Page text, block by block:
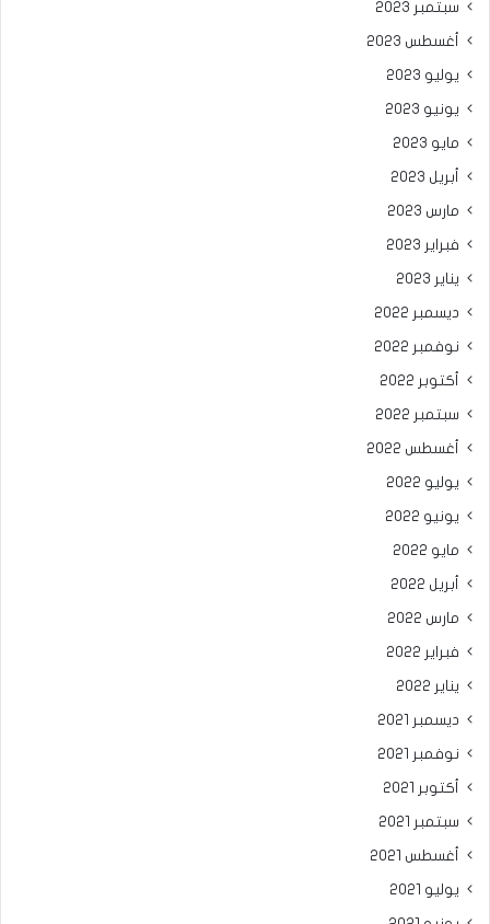
سبتمبر 2023
أغسطس 2023
يوليو 2023
يونيو 2023
مايو 2023
أبريل 2023
مارس 2023
فبراير 2023
يناير 2023
ديسمبر 2022
نوفمبر 2022
أكتوبر 2022
سبتمبر 2022
أغسطس 2022
يوليو 2022
يونيو 2022
مايو 2022
أبريل 2022
مارس 2022
فبراير 2022
يناير 2022
ديسمبر 2021
نوفمبر 2021
أكتوبر 2021
سبتمبر 2021
أغسطس 2021
يوليو 2021